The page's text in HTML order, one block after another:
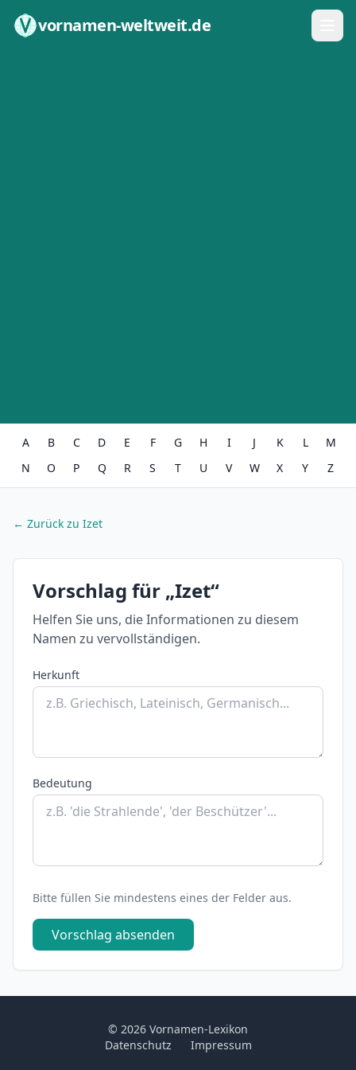
vornamen-weltweit.de
A B C D E F G H I J K L
M
N
O P Q R S T U V W X Y Z
← Zurück zu Izet
Vorschlag für „Izet“
Helfen Sie uns, die Informationen zu diesem
Namen zu vervollständigen.
Herkunft
Bedeutung
Bitte füllen Sie mindestens eines der Felder aus.
Vorschlag absenden
© 2026 Vornamen-Lexikon
Datenschutz
Impressum